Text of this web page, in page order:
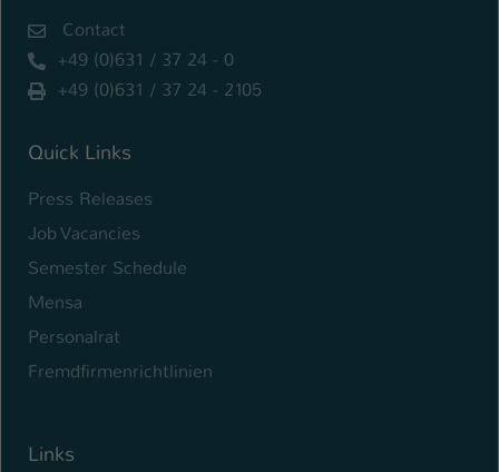
Contact
+49 (0)631 / 37 24 - 0
+49 (0)631 / 37 24 - 2105
Quick Links
Press Releases
Job Vacancies
Semester Schedule
Mensa
Personalrat
Fremdfirmenrichtlinien
Links